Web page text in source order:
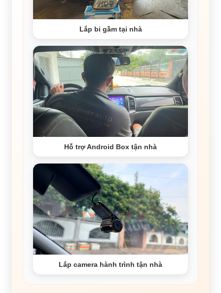
Lắp bi gầm tại nhà
Hỗ trợ Android Box tận nhà
Lắp camera hành trình tận nhà